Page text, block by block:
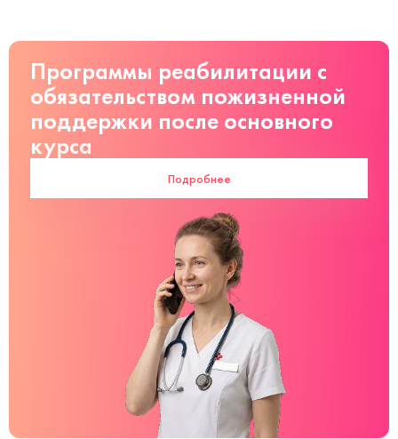
Программы реабилитации с
обязательством пожизненной
поддержки после основного
курса
Подробнее